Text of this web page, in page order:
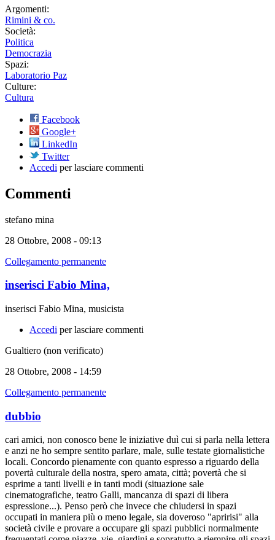
Argomenti:
Rimini & co.
Società:
Politica
Democrazia
Spazi:
Laboratorio Paz
Culture:
Cultura
Facebook
Google+
LinkedIn
Twitter
Accedi per lasciare commenti
Commenti
stefano mina
28 Ottobre, 2008 - 09:13
Collegamento permanente
inserisci Fabio Mina,
inserisci Fabio Mina, musicista
Accedi per lasciare commenti
Gualtiero (non verificato)
28 Ottobre, 2008 - 14:59
Collegamento permanente
dubbio
cari amici, non conosco bene le iniziative duì cui si parla nella lettera
e anzi ne ho sempre sentito parlare, male, sulle testate giornalistiche
locali. Concordo pienamente con quanto espresso a riguardo della
povertà culturale della nostra, spero amata, città; povertà che si
esprime a tanti livelli e in tanti modi (situazione sale
cinematografiche, teatro Galli, mancanza di spazi di libera
espressione...). Penso però che invece che chiudersi in spazi
occupati in maniera più o meno legale, sia doveroso "apririsi" alla
società civile e provare a occupare gli spazi pubblici normalmente